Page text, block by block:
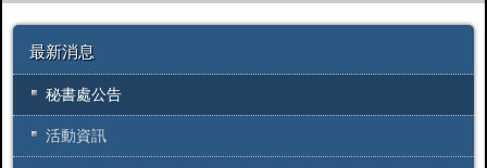
最新消息
秘書處公告
活動資訊